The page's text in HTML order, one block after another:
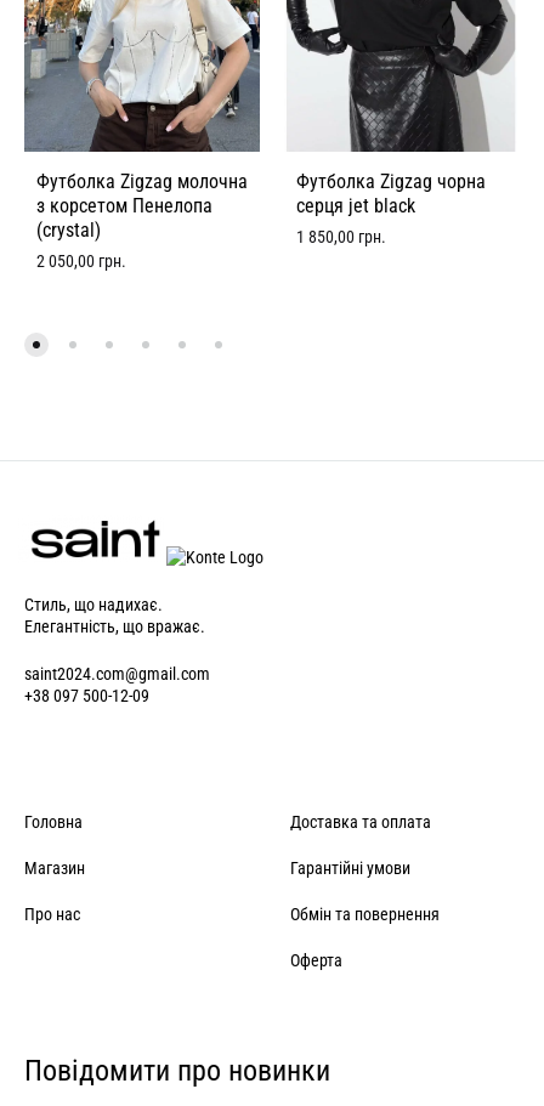
Футболка Zigzag молочна
з корсетом Пенелопа
(crystal)
2 050,00 грн.
Футболка Zigzag чорна
серця jet black
1 850,00 грн.
Стиль, що надихає.
Елегантність, що вражає.
saint2024.com@gmail.com
+38 097 500-12-09
Головна
Магазин
Про нас
Доставка та оплата
Гарантійні умови
Обмін та повернення
Оферта
Повідомити про новинки